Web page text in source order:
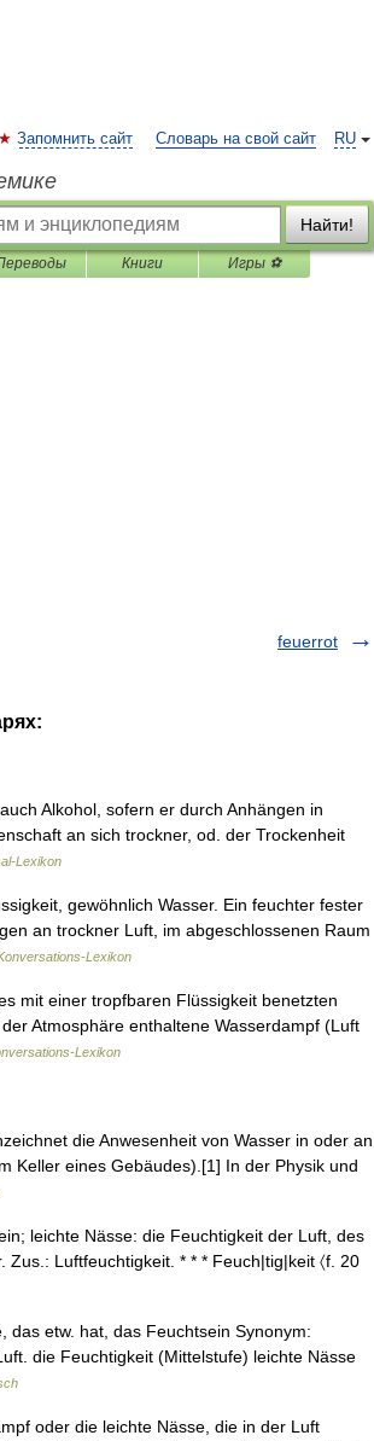
RU
Запомнить сайт Словарь на свой сайт
Найти!
Книги Игры ⚽
feuerrot
Alkohol, sofern er durch Anhängen in
an sich trockner, od. der Trockenheit
Lexikon
gewöhnlich Wasser. Ein feuchter fester
an trockner Luft, im abgeschlossenen Raum
Lexikon
mit einer tropfbaren Flüssigkeit benetzten
Atmosphäre enthaltene Wasserdampf (Luft
Lexikon
die Anwesenheit von Wasser in oder an
Keller eines Gebäudes).[1] In der Physik und
leichte Nässe: die Feuchtigkeit der Luft, des
Luftfeuchtigkeit. * * * Feuch|tig|keit 〈f. 20
etw. hat, das Feuchtsein Synonym:
die Feuchtigkeit (Mittelstufe) leichte Nässe
oder die leichte Nässe, die in der Luft